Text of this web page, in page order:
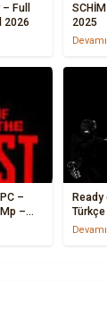
Full
2026
2025
–
–
Ready